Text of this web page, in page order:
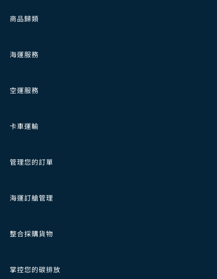
商品歸類
海運服務
空運服務
卡車運輸
管理您的訂單
海運訂艙管理
整合採購貨物
掌控您的碳排放